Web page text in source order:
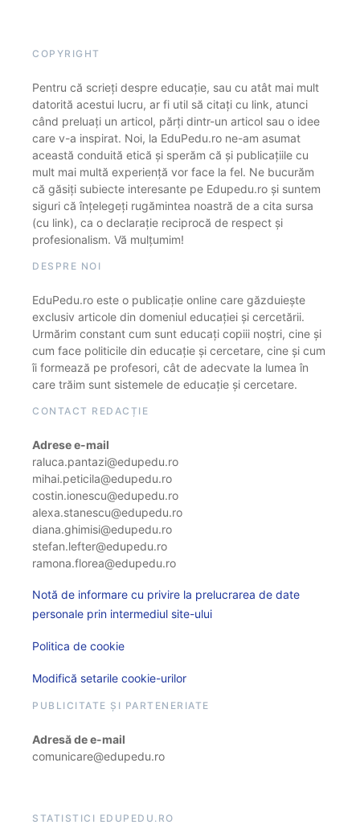
COPYRIGHT
Pentru că scrieți despre educație, sau cu atât mai mult
datorită acestui lucru, ar fi util să citați cu link, atunci
când preluați un articol, părți dintr-un articol sau o idee
care v-a inspirat. Noi, la EduPedu.ro ne-am asumat
această conduită etică și sperăm că și publicațiile cu
mult mai multă experiență vor face la fel. Ne bucurăm
că găsiți subiecte interesante pe Edupedu.ro și suntem
siguri că înțelegeți rugămintea noastră de a cita sursa
(cu link), ca o declarație reciprocă de respect și
profesionalism. Vă mulțumim!
DESPRE NOI
EduPedu.ro este o publicație online care găzduiește
exclusiv articole din domeniul educației și cercetării.
Urmărim constant cum sunt educați copiii noștri, cine și
cum face politicile din educație și cercetare, cine și cum
îi formează pe profesori, cât de adecvate la lumea în
care trăim sunt sistemele de educație și cercetare.
CONTACT REDACȚIE
Adrese e-mail
raluca.pantazi@edupedu.ro
mihai.peticila@edupedu.ro
costin.ionescu@edupedu.ro
alexa.stanescu@edupedu.ro
diana.ghimisi@edupedu.ro
stefan.lefter@edupedu.ro
ramona.florea@edupedu.ro
Notă de informare cu privire la prelucrarea de date
personale prin intermediul site-ului
Politica de cookie
Modifică setarile cookie-urilor
PUBLICITATE ȘI PARTENERIATE
Adresă de e-mail
comunicare@edupedu.ro
STATISTICI EDUPEDU.RO